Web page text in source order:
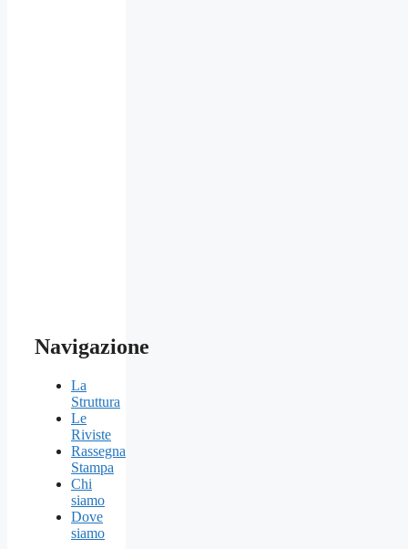
Navigazione
La
Struttura
Le
Riviste
Rassegna
Stampa
Chi
siamo
Dove
siamo